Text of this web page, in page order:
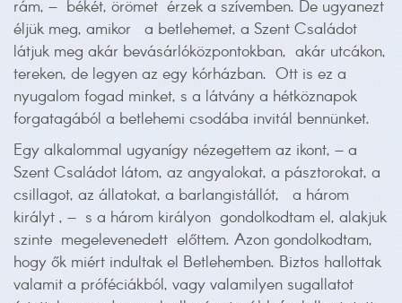
rám, – békét, örömet érzek a szívemben. De ugyanezt
éljük meg, amikor a betlehemet, a Szent Családot
látjuk meg akár bevásárlóközpontokban, akár utcákon,
tereken, de legyen az egy kórházban. Ott is ez a
nyugalom fogad minket, s a látvány a hétköznapok
forgatagából a betlehemi csodába invitál bennünket.
Egy alkalommal ugyanígy nézegettem az ikont, – a
Szent Családot látom, az angyalokat, a pásztorokat, a
csillagot, az állatokat, a barlangistállót, a három
királyt , – s a három királyon gondolkodtam el, alakjuk
szinte megelevenedett előttem. Azon gondolkodtam,
hogy ők miért indultak el Betlehemben. Biztos hallottak
valamit a próféciákból, vagy valamilyen sugallatot